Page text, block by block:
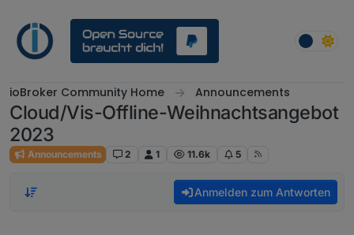
ioBroker Community Home Announcements
Cloud/Vis-Offline-Weihnachtsangebot
2023
Announcements 2 1 11.6k 5
Anmelden zum Antworten